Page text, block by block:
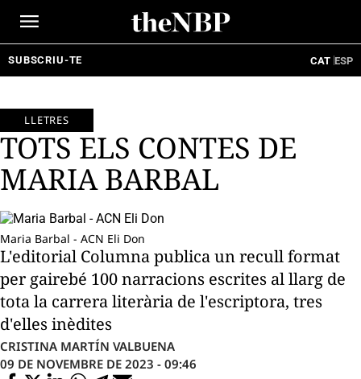
SUBSCRIU-TE CAT ESP
LLETRES
TOTS ELS CONTES DE
MARIA BARBAL
Maria Barbal - ACN Eli Don
L'editorial Columna publica un recull format
per gairebé 100 narracions escrites al llarg de
tota la carrera literària de l'escriptora, tres
d'elles inèdites
CRISTINA MARTÍN VALBUENA
09 DE NOVEMBRE DE 2023 - 09:46